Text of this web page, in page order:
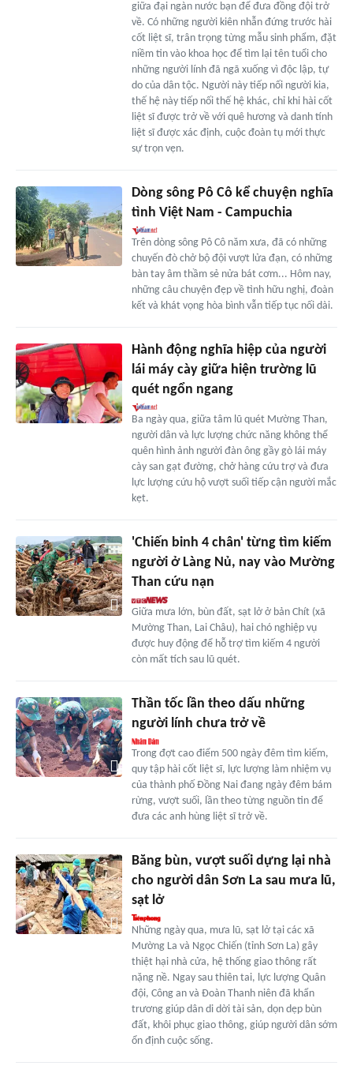
giữa đại ngàn nước bạn để đưa đồng đội trở
về. Có những người kiên nhẫn đứng trước hài
cốt liệt sĩ, trân trọng từng mẫu sinh phẩm, đặt
niềm tin vào khoa học để tìm lại tên tuổi cho
những người lính đã ngã xuống vì độc lập, tự
do của dân tộc. Người này tiếp nối người kia,
thế hệ này tiếp nối thế hệ khác, chỉ khi hài cốt
liệt sĩ được trở về với quê hương và danh tính
liệt sĩ được xác định, cuộc đoàn tụ mới thực
sự trọn vẹn.
Dòng sông Pô Cô kể chuyện nghĩa
tình Việt Nam - Campuchia
Trên dòng sông Pô Cô năm xưa, đã có những
chuyến đò chở bộ đội vượt lửa đạn, có những
bàn tay âm thầm sẻ nửa bát cơm... Hôm nay,
những câu chuyện đẹp về tình hữu nghị, đoàn
kết và khát vọng hòa bình vẫn tiếp tục nối dài.
Hành động nghĩa hiệp của người
lái máy cày giữa hiện trường lũ
quét ngổn ngang
Ba ngày qua, giữa tâm lũ quét Mường Than,
người dân và lực lượng chức năng không thể
quên hình ảnh người đàn ông gầy gò lái máy
cày san gạt đường, chở hàng cứu trợ và đưa
lực lượng cứu hộ vượt suối tiếp cận người mắc
kẹt.
'Chiến binh 4 chân' từng tìm kiếm
người ở Làng Nủ, nay vào Mường
Than cứu nạn
Giữa mưa lớn, bùn đất, sạt lở ở bản Chít (xã
Mường Than, Lai Châu), hai chó nghiệp vụ
được huy động để hỗ trợ tìm kiếm 4 người
còn mất tích sau lũ quét.
Thần tốc lần theo dấu những
người lính chưa trở về
Trong đợt cao điểm 500 ngày đêm tìm kiếm,
quy tập hài cốt liệt sĩ, lực lượng làm nhiệm vụ
của thành phố Đồng Nai đang ngày đêm bám
rừng, vượt suối, lần theo từng nguồn tin để
đưa các anh hùng liệt sĩ trở về.
Băng bùn, vượt suối dựng lại nhà
cho người dân Sơn La sau mưa lũ,
sạt lở
Những ngày qua, mưa lũ, sạt lở tại các xã
Mường La và Ngọc Chiến (tỉnh Sơn La) gây
thiệt hại nhà cửa, hệ thống giao thông rất
nặng nề. Ngay sau thiên tai, lực lượng Quân
đội, Công an và Đoàn Thanh niên đã khẩn
trương giúp dân di dời tài sản, dọn dẹp bùn
đất, khôi phục giao thông, giúp người dân sớm
ổn định cuộc sống.